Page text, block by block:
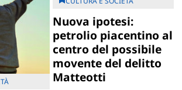
Nuova ipotesi:
petrolio piacentino al
centro del possibile
movente del delitto
Matteotti